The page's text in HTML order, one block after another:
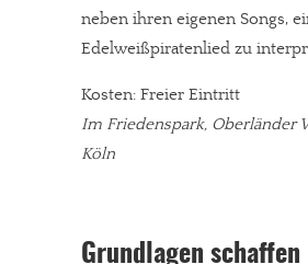
neben ihren eigenen Songs,
Edelweißpiratenlied zu
Kosten: Freier Eintritt
Im Friedenspark, Oberländer
Köln
Grundlagen schaffen